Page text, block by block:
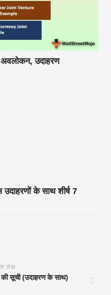
अवलोकन, उदाहरण
के साथ शीर्ष 7
लेख
सूची (उदाहरण के साथ)